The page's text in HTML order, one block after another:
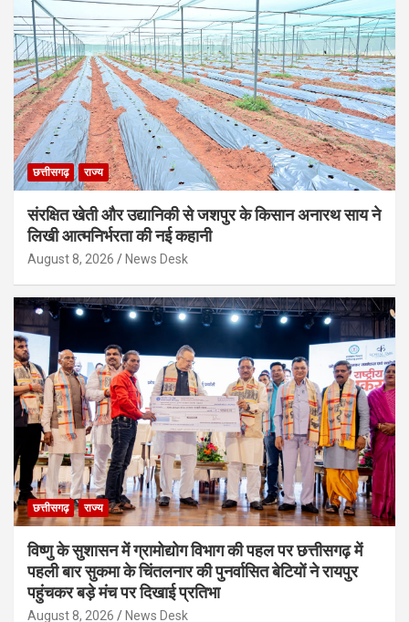
छत्तीसगढ़ राज्य
संरक्षित खेती और उद्यानिकी से जशपुर के किसान अनारथ साय ने
लिखी आत्मनिर्भरता की नई कहानी
August 8, 2026 News Desk
छत्तीसगढ़ राज्य
विष्णु के सुशासन में ग्रामोद्योग विभाग की पहल पर छत्तीसगढ़ में
पहली बार सुकमा के चिंतलनार की पुनर्वासित बेटियों ने रायपुर
पहुंचकर बड़े मंच पर दिखाई प्रतिभा
August 8, 2026 News Desk